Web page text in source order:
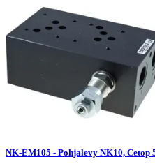
NK-EM105 - Pohjalevy NK10,